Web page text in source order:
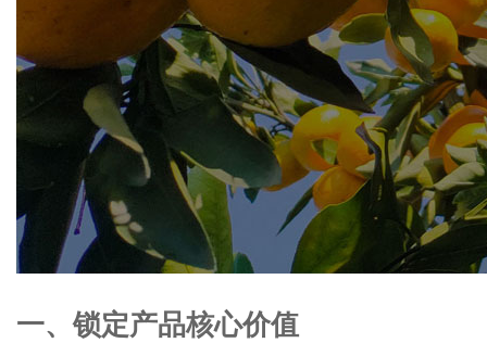
一、锁定产品核心价值